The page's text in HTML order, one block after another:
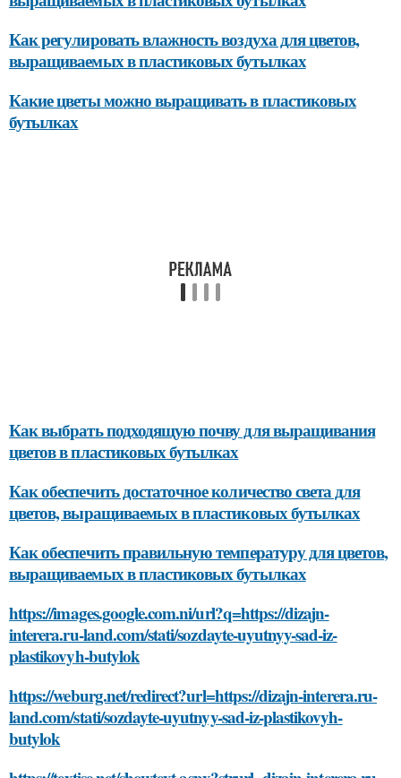
Как регулировать влажность воздуха для цветов,
выращиваемых в пластиковых бутылках
Какие цветы можно выращивать в пластиковых
бутылках
Как выбрать подходящую почву для выращивания
цветов в пластиковых бутылках
Как обеспечить достаточное количество света для
цветов, выращиваемых в пластиковых бутылках
Как обеспечить правильную температуру для цветов,
выращиваемых в пластиковых бутылках
https://images.google.com.ni/url?q=https://dizajn-
interera.ru-land.com/stati/sozdayte-uyutnyy-sad-iz-
plastikovyh-butylok
https://weburg.net/redirect?url=https://dizajn-interera.ru-
land.com/stati/sozdayte-uyutnyy-sad-iz-plastikovyh-
butylok